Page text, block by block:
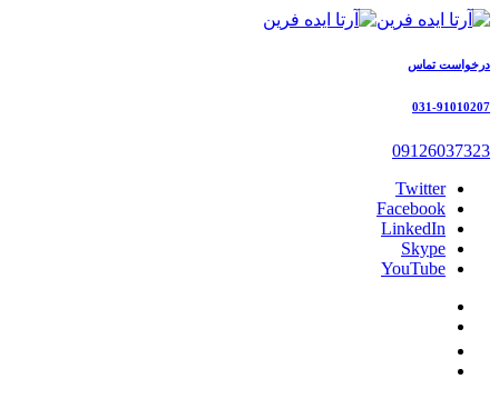
درخواست تماس
031-91010207
09126037323
Twitter
Facebook
LinkedIn
Skype
YouTube